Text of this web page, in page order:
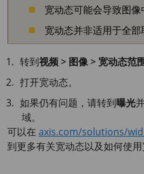
宽动态可能会导致图像
宽动态并非适用于全部
转到视频 > 图像 > 宽动态范
打开宽动态。
如果仍有问题，请转到曝光
域。
可以在 axis.com/solutions/
到更多有关宽动态以及如何使用